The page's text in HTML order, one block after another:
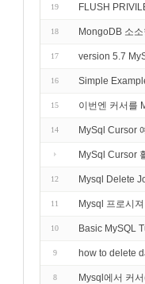
19 FLUSH
18 MongoDB 소소
17 version 5.7
16 Simple
15 이번엔 커서를
14 MySql Cursor
MySql Cursor
12 Mysql Delete
11 Mysql 프로시
10 Basic MySQL
9 how to delete
8 Mysql에서 커